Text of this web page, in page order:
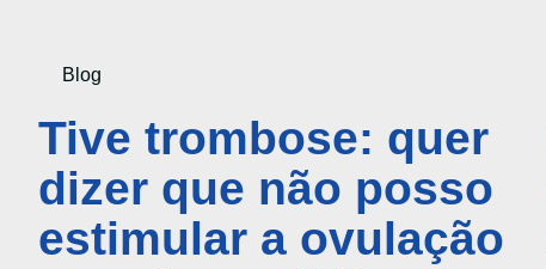
Blog
Tive trombose: quer
dizer que não posso
estimular a ovulação